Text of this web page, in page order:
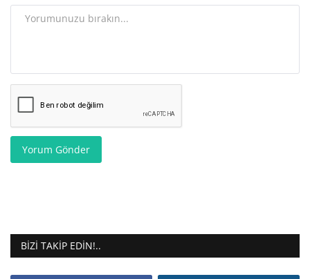
Yorum Gönder
BIZI TAKIP EDIN!..